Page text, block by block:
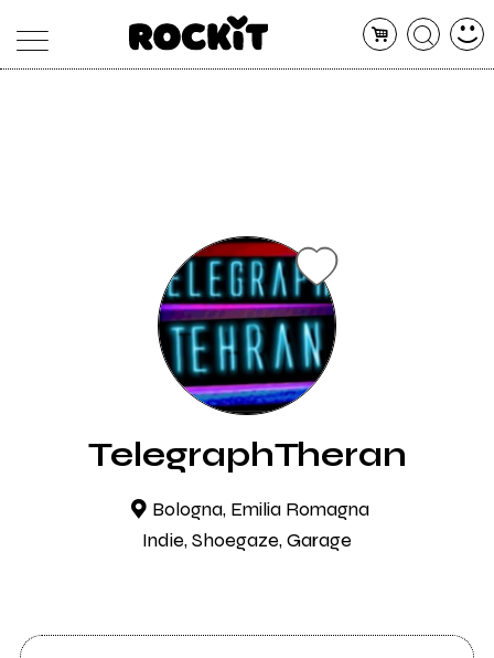
TelegraphTheran
Bologna, Emilia Romagna
Indie, Shoegaze, Garage